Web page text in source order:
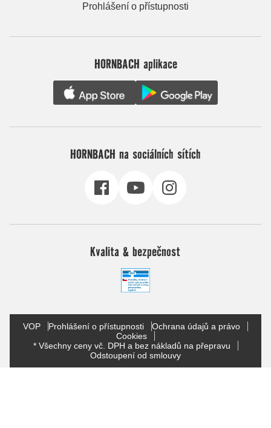
Prohlášení o přístupnosti
HORNBACH aplikace
HORNBACH na sociálních sítích
Kvalita & bezpečnost
VOP Prohlášení o přístupnosti
Ochrana údajů a právo
Cookies
* Všechny ceny vč. DPH a bez nákladů na přepravu
Odstoupení od smlouvy